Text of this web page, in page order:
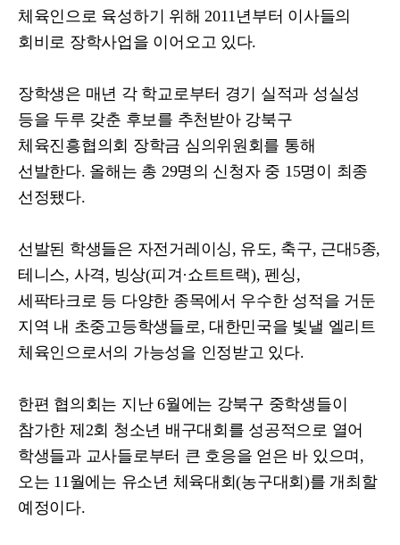
체육인으로 육성하기 위해2011년부터 이사들의
회비로 장학사업을 이어오고 있다.
장학생은 매년 각 학교로부터 경기 실적과 성실성
등을 두루 갖춘 후보를 추천받아 강북구
체육진흥협의회 장학금 심의위원회를 통해
선발한다. 올해는 총 29명의 신청자 중 15명이 최종
선정됐다.
선발된 학생들은 자전거레이싱, 유도, 축구, 근대 5종,
테니스, 사격, 빙상(피겨 ·쇼트트랙), 펜싱,
세팍타크로 등 다양한 종목에서 우수한 성적을 거둔
지역 내 초중고등학생들로, 대한민국을 빛낼 엘리트
체육인으로서의 가능성을 인정받고 있다.
한편 협의회는 지난6월에는 강북구 중학생들이
참가한 제 2회 청소년 배구대회를 성공적으로 열어
학생들과 교사들로부터 큰 호응을 얻은 바 있으며 ,
오는 11월에는 유소년 체육대회(농구대회)를 개최할
예정이다.